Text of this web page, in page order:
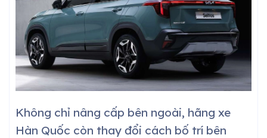
Không chỉ nâng cấp bên ngoài, hãng xe
Hàn Quốc còn thay đổi cách bố trí bên